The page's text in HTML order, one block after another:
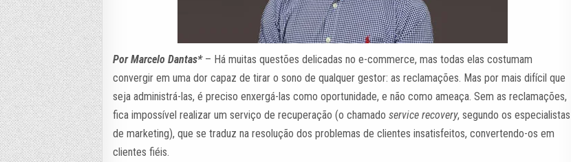
Por Marcelo Dantas*– Há muitas questões delicadas no e-commerce, mas todas elas costumam
convergir em uma dor capaz de tirar o sono de qualquer gestor: as reclamações. Mas por mais difícil que
seja administrá-las, é preciso enxergá-las como oportunidade, e não como ameaça. Sem as reclamações,
fica impossível realizar um serviço de recuperação (o chamadoservice recovery, segundo os especialistas
de marketing), que se traduz na resolução dos problemas de clientes insatisfeitos, convertendo-os em
clientes fiéis.